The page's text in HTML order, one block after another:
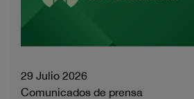
29 Julio 2026
Comunicados de prensa